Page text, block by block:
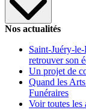
Nos actualités
Saint-Juéry-
retrouver son
Un projet de
Quand les
Funéraires
Voir toutes les